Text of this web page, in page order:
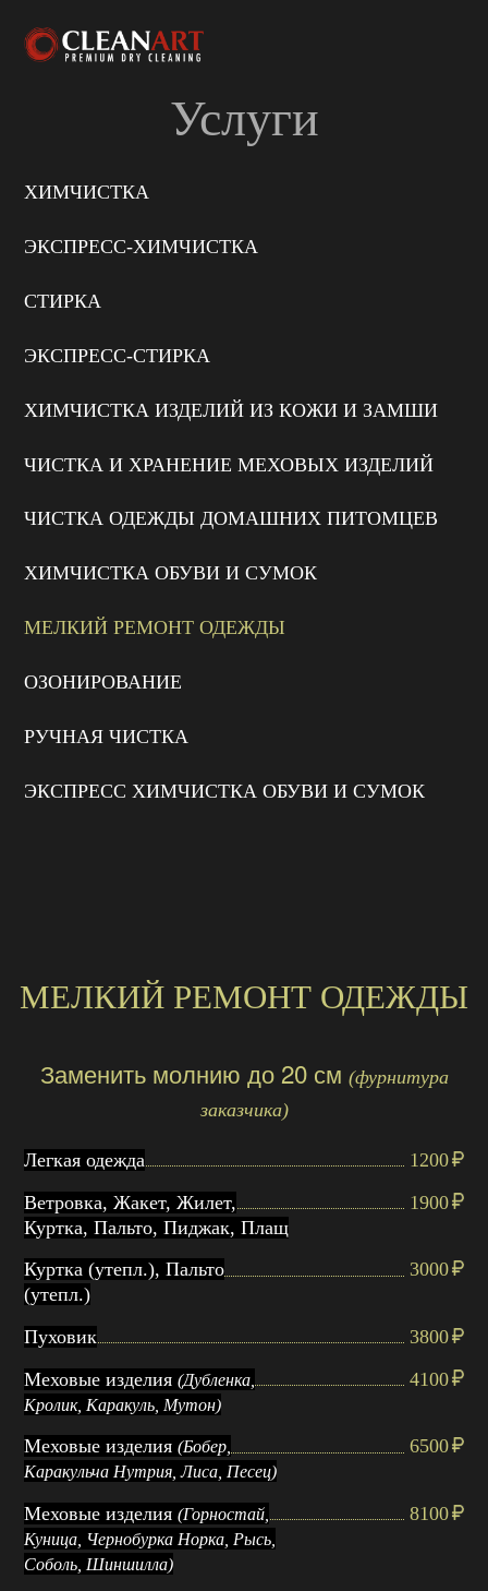
Услуги
ХИМЧИСТКА
ЭКСПРЕСС-ХИМЧИСТКА
СТИРКА
ЭКСПРЕСС-СТИРКА
ХИМЧИСТКА ИЗДЕЛИЙ ИЗ КОЖИ И ЗАМШИ
ЧИСТКА И ХРАНЕНИЕ МЕХОВЫХ ИЗДЕЛИЙ
ЧИСТКА ОДЕЖДЫ ДОМАШНИХ ПИТОМЦЕВ
ХИМЧИСТКА ОБУВИ И СУМОК
МЕЛКИЙ РЕМОНТ ОДЕЖДЫ
ОЗОНИРОВАНИЕ
РУЧНАЯ ЧИСТКА
ЭКСПРЕСС ХИМЧИСТКА ОБУВИ И СУМОК
МЕЛКИЙ РЕМОНТ ОДЕЖДЫ
Заменить молнию до 20 см (фурнитура
заказчика)
Легкая одежда
1200
Ветровка, Жакет, Жилет,
Куртка, Пальто, Пиджак, Плащ
1900
Куртка (утепл.), Пальто
(утепл.)
3000
Пуховик
3800
Меховые изделия(Дубленка,
Кролик, Каракуль, Мутон)
4100
Меховые изделия(Бобер,
Каракульча Нутрия, Лиса, Песец)
6500
Меховые изделия(Горностай,
Куница, Чернобурка Норка, Рысь,
Соболь, Шиншилла)
8100